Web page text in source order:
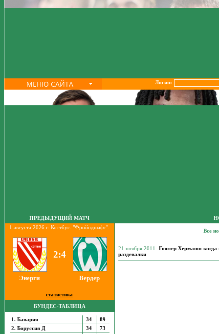
МЕНЮ САЙТА Логин:
ПРЕДЫДУЩИЙ МАТЧ
1 августа 2026 г. Коттбус. "Фройндшафт".
2:4
Энерги Вердер
статистика
БУНДЕС-ТАБЛИЦА
1. Бавария 34
89
2. Боруссия Д
34
73
Все
21 ноября 2011
Гюнтер Херманн:
раздевалки